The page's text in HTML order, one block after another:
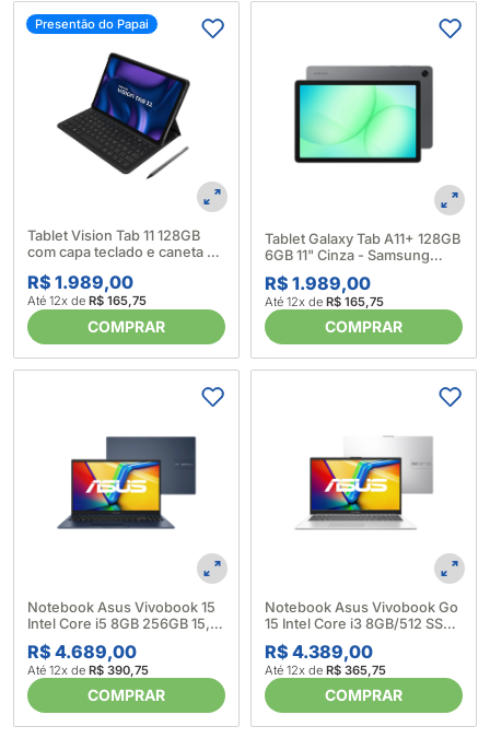
Presentão do Papai
Tablet Vision Tab 11 128GB
com capa teclado e caneta -
R$ 1.989,00
Até 12x de R$ 165,75
COMPRAR
Tablet Galaxy Tab A11+ 128GB
6GB 11" Cinza - Samsung
(694213)
R$ 1.989,00
Até 12x de R$ 165,75
COMPRAR
Notebook Asus Vivobook 15
Intel Core i5 8GB 256GB 15,6"
Quiet Blue - Asus (698183)
R$ 4.689,00
Até 12x de R$ 390,75
COMPRAR
Notebook Asus Vivobook Go
15 Intel Core i3 8GB/512 SSD
15,6" E1504G Prata - Asus
(700606)
R$ 4.389,00
Até 12x de R$ 365,75
COMPRAR